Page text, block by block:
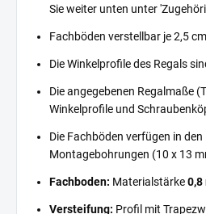
Sie weiter unten unter
Fachböden verstellbar je 2,5
Die Winkelprofile des Regals
Die angegebenen Regalmaße
Winkelprofile und
Die Fachböden verfügen in den
Montagebohrungen (10 x 13
Fachboden: Materialstärke0,8
Versteifung: Profil mit